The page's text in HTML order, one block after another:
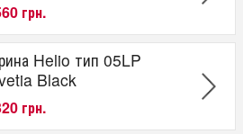
грн.
Helio тип 05LP
Black
грн.